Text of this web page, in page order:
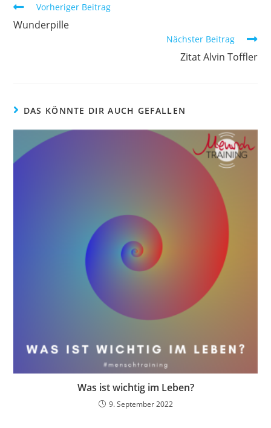
Weitere
Artikel
ansehen
Vorheriger Beitrag
Wunderpille
Nächster Beitrag
Zitat Alvin Toffler
DAS KÖNNTE DIR AUCH GEFALLEN
Was ist wichtig im Leben?
9. September 2022